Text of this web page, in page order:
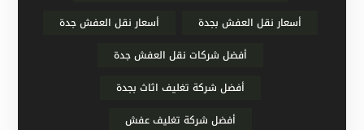
أسعار نقل العفش بجدة
أسعار نقل العفش جدة
أفضل شركات نقل العفش جدة
أفضل شركة تغليف اثاث بجدة
أفضل شركة تغليف عفش